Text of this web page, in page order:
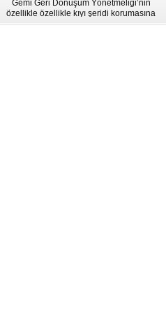
Gemi Geri Dönüşüm Yönetmeliği’nin
özellikle özellikle kıyı şeridi korumasına
ilişkin hükümlere uymadığı için AB